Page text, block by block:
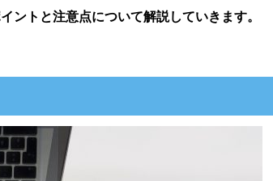
ントと注意点について解説していきます。